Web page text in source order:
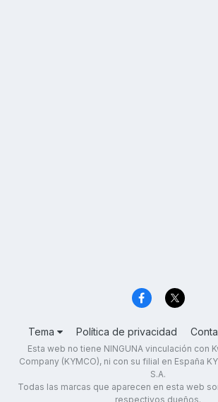
Tema Política de privacidad
Esta web no tiene NINGUNA vinculación con
Company (KYMCO), ni con su filial en España
S.A.
Todas las marcas que aparecen en esta web
respectivos dueños.